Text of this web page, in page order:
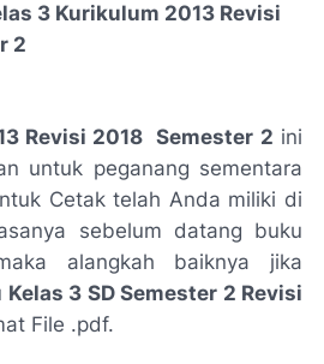
3 Kurikulum 2013 Revisi
2
Revisi 2018 Semester 2 ini
untuk peganang sementara
Cetak telah Anda miliki di
sebelum datang buku
alangkah baiknya jika
Kelas 3 SD Semester 2 Revisi
File .pdf.